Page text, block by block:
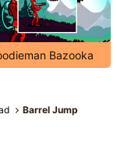
Bazooka
Barrel Jump